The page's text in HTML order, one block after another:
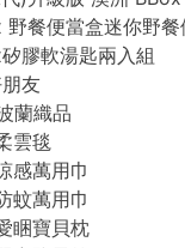
野餐便當盒迷你野
膠軟湯匙兩入組
友
蘭織品
雲毯
感萬用巾
蚊萬用巾
睏寶貝枕